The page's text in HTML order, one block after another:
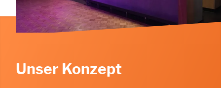
Unser Konzept